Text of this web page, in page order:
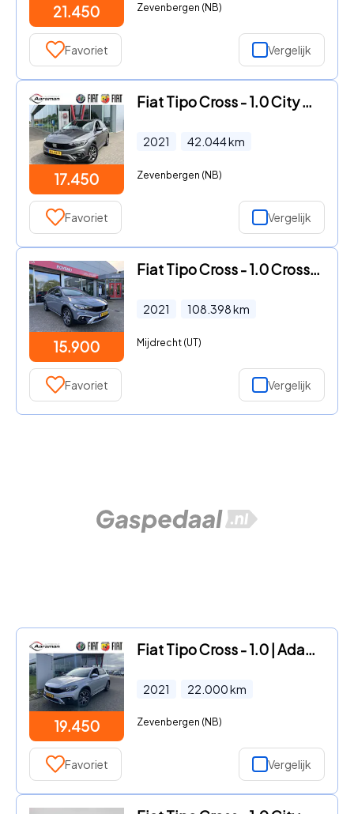
21.450 Zevenbergen (NB)
Favoriet Vergelijk
17.450
Fiat Tipo Cross - 1.0 City Cross | Apple Carplay & Android Auto | Parkeersenso
2021 42.044km
Zevenbergen (NB)
Favoriet Vergelijk
15.900
Fiat Tipo Cross - 1.0 Cross Carplay, Trekhaak, Camera, Cruise.
2021 108.398km
Mijdrecht (UT)
Favoriet Vergelijk
19.450
Fiat Tipo Cross - 1.0 | Adaptive cruise | Achteruitrijcamera | LED | Dodehoeks
2021 22.000km
Zevenbergen (NB)
Favoriet Vergelijk